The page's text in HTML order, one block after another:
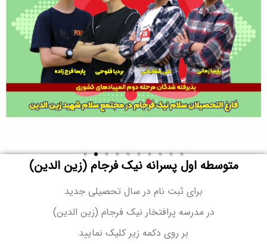
متوسطه اول پسرانه نیک فرجام (زین الدین)
برای ثبت نام در سال تحصیلی جدید
در مدرسه پرافتخار نیک فرجام (زین الدین)
بر روی دکمه زیر کلیک نمایید